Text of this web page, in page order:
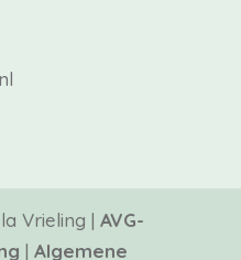
Vrieling |AVG-
|Algemene